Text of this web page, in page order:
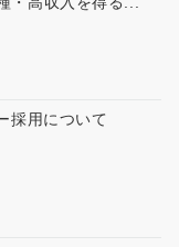
採用について